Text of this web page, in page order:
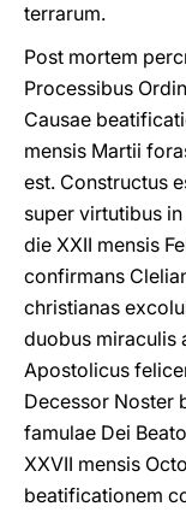
terrarum.
Post mortem
Processibus
Causae
mensis Martii
est. Constructus
super virtutibus
die XXII mensis
confirmans
christianas
duobus miraculis
Apostolicus
Decessor Noster
famulae Dei
XXVII mensis
beatificationem